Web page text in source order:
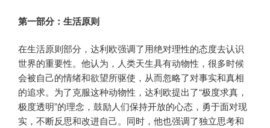
第一部分：生活原则
在生活原则部分，达利欧强调了用绝对理性的态度去认识
世界的重要性。他认为，人类天生具有动物性，很多时候
会被自己的情绪和欲望所驱使，从而忽略了对事实和真相
的追求。为了克服这种动物性，达利欧提出了“极度求真，
极度透明”的理念，鼓励人们保持开放的心态，勇于面对现
实，不断反思和改进自己。同时，他也强调了独立思考和